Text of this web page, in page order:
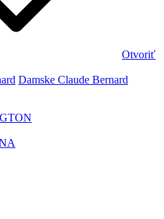
Otvoriť
Damske Claude Bernard